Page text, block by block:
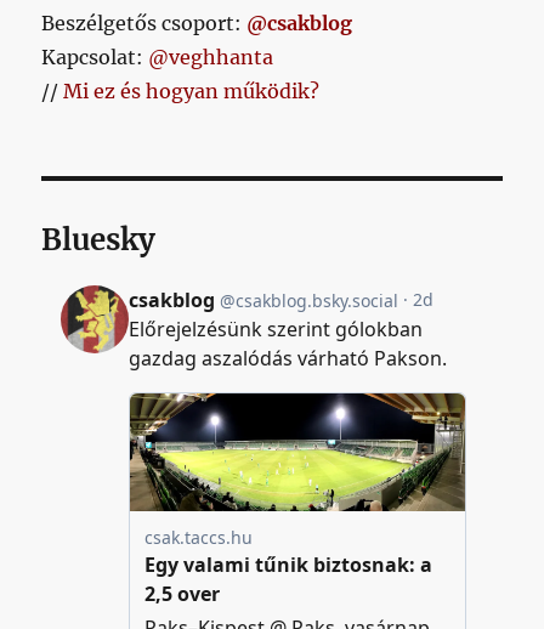
Beszélgetős csoport: @csakblog
Kapcsolat: @veghhanta
//Mi ez és hogyan működik?
Bluesky